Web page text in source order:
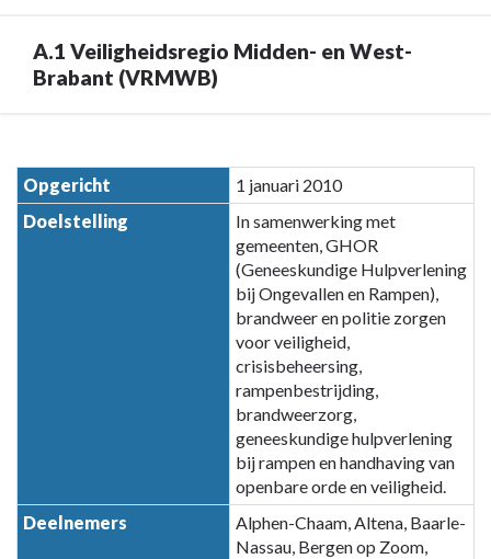
partijen
PARTIJEN
A.1 Veiligheidsregio Midden- en West-
Brabant (VRMWB)
naar
navigatie
Brabant
Opgericht
1 januari 2010
Doelstelling
In samenwerking met
gemeenten, GHOR
(Geneeskundige Hulpverlening
bij Ongevallen en Rampen),
brandweer en politie zorgen
voor veiligheid,
crisisbeheersing,
rampenbestrijding,
brandweerzorg,
geneeskundige hulpverlening
bij rampen en handhaving van
openbare orde en veiligheid.
Deelnemers
Alphen-Chaam, Altena, Baarle-
Nassau, Bergen op Zoom,